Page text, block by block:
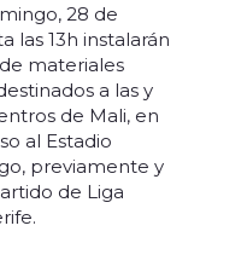
28 de
las 13h instalarán
materiales
a las y
de Mali, en
al Estadio
previamente y
de Liga